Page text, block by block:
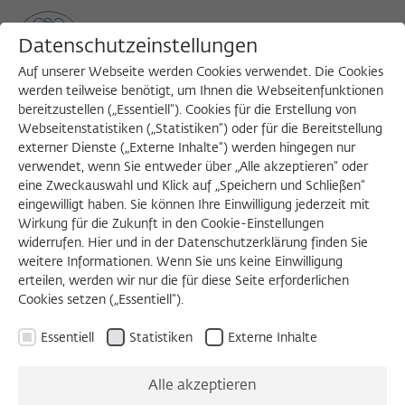
MENU
Search
Datenschutzeinstellungen
Auf unserer Webseite werden Cookies verwendet. Die Cookies
werden teilweise benötigt, um Ihnen die Webseitenfunktionen
bereitzustellen („Essentiell“). Cookies für die Erstellung von
Webseitenstatistiken („Statistiken“) oder für die Bereitstellung
externer Dienste („Externe Inhalte“) werden hingegen nur
verwendet, wenn Sie entweder über „Alle akzeptieren“ oder
eine Zweckauswahl und Klick auf „Speichern und Schließen“
eingewilligt haben. Sie können Ihre Einwilligung jederzeit mit
Wirkung für die Zukunft in den Cookie-Einstellungen
widerrufen. Hier und in der Datenschutzerklärung finden Sie
weitere Informationen. Wenn Sie uns keine Einwilligung
erteilen, werden wir nur die für diese Seite erforderlichen
Cookies setzen („Essentiell“).
Essentiell Statistiken Externe Inhalte
Alle akzeptieren